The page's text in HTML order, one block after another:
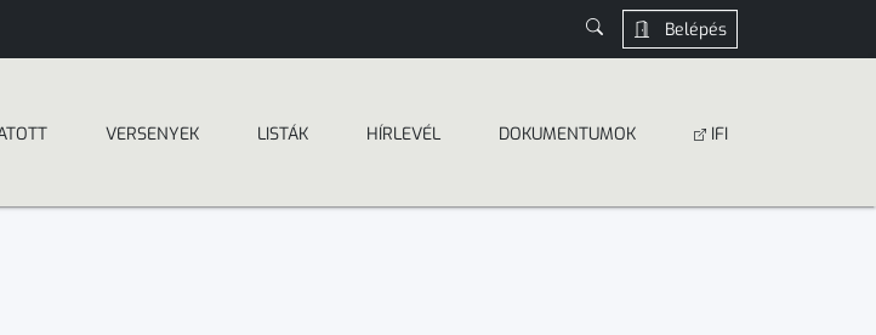
Belépés
VERSENYEK LISTÁK HÍRLEVÉL DOKUMEN­­TUMOK IFI